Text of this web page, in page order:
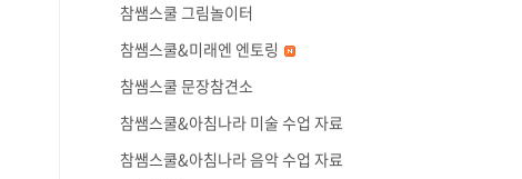
참쌤스쿨 그림놀이터
참쌤스쿨&미래엔 엔토링
참쌤스쿨 문장참견소
참쌤스쿨&아침나라 미술 수업 자료
참쌤스쿨&아침나라 음악 수업 자료